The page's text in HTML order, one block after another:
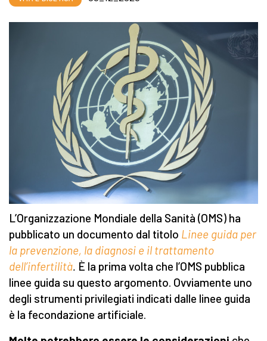
L’Organizzazione Mondiale della Sanità (OMS) ha
pubblicato un documento dal titolo Linee guida per
la prevenzione, la diagnosi e il trattamento
dell’infertilità. È la prima volta che l’OMS pubblica
linee guida su questo argomento. Ovviamente uno
degli strumenti privilegiati indicati dalle linee guida
è la fecondazione artificiale.